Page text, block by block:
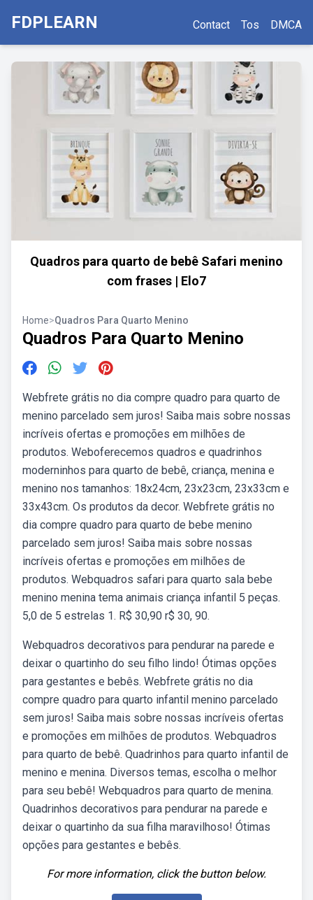
FDPLEARN Contact Tos DMCA
Quadros para quarto de bebê Safari menino
com frases | Elo7
Home>Quadros Para Quarto Menino
Quadros Para Quarto Menino
Webfrete grátis no dia compre quadro para quarto de
menino parcelado sem juros! Saiba mais sobre nossas
incríveis ofertas e promoções em milhões de
produtos. Weboferecemos quadros e quadrinhos
moderninhos para quarto de bebê, criança, menina e
menino nos tamanhos: 18x24cm, 23x23cm, 23x33cm e
33x43cm. Os produtos da decor. Webfrete grátis no
dia compre quadro para quarto de bebe menino
parcelado sem juros! Saiba mais sobre nossas
incríveis ofertas e promoções em milhões de
produtos. Webquadros safari para quarto sala bebe
menino menina tema animais criança infantil 5 peças.
5,0 de 5 estrelas 1. R$ 30,90 r$ 30, 90.
Webquadros decorativos para pendurar na parede e
deixar o quartinho do seu filho lindo! Ótimas opções
para gestantes e bebês. Webfrete grátis no dia
compre quadro para quarto infantil menino parcelado
sem juros! Saiba mais sobre nossas incríveis ofertas
e promoções em milhões de produtos. Webquadros
para quarto de bebê. Quadrinhos para quarto infantil de
menino e menina. Diversos temas, escolha o melhor
para seu bebê! Webquadros para quarto de menina.
Quadrinhos decorativos para pendurar na parede e
deixar o quartinho da sua filha maravilhoso! Ótimas
opções para gestantes e bebês.
For more information, click the button below.